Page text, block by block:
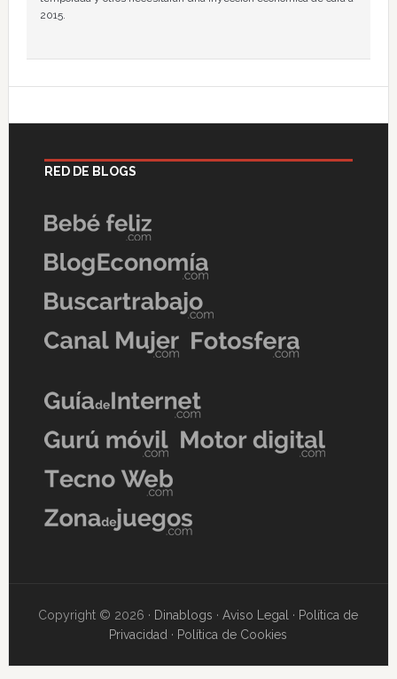
2015.
RED DE BLOGS
Copyright © 2026 · Dinablogs ·Aviso Legal · Política de
Privacidad · Política de Cookies